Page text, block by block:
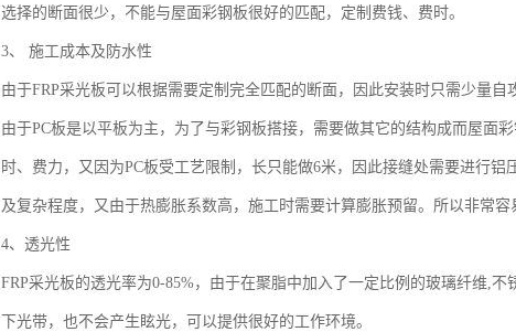
选择的断面很少，不能与屋面彩钢板很好的匹配，定制费钱、费时。
3、 施工成本及防水性
由于FRP采光板可以根据需要定制完全匹配的断面，因此安装时只需少量
由于PC板是以平板为主，为了与彩钢板搭接，需要做其它的结构成而屋面
时、费力，又因为PC板受工艺限制，长只能做6米，因此接缝处需要进行
及复杂程度，又由于热膨胀系数高，施工时需要计算膨胀预留。所以非常容
4、透光性
FRP采光板的透光率为0-85%，由于在聚脂中加入了一定比例的玻璃纤维,
下光带，也不会产生眩光，可以提供很好的工作环境。